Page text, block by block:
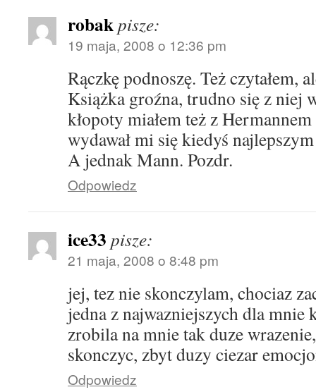
robakpisze:
19 maja, 2008 o 12:36 pm
Rączkę podnoszę. Też czytałem,
Książka groźna, trudno się z niej
kłopoty miałem też z
wydawał mi się kiedyś
A jednak Mann. Pozdr.
Odpowiedz
ice33 pisze:
21 maja, 2008 o 8:48 pm
jej, tez nie skonczylam, chociaz
jedna z najwazniejszych dla mnie
zrobila na mnie tak duze
skonczyc, zbyt duzy ciezar
Odpowiedz